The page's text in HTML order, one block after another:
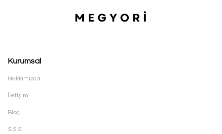
Kurumsal
Hakkımızda
İletişim
Blog
S.S.S